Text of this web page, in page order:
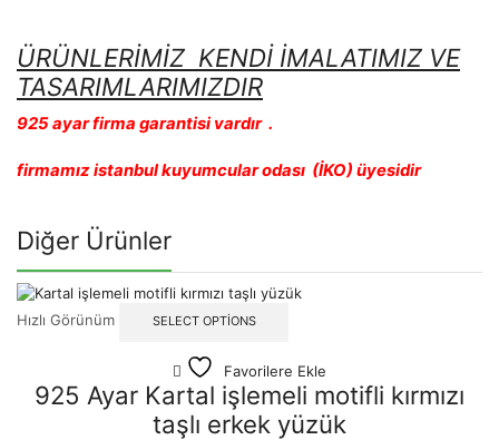
ÜRÜNLERİMİZ KENDİ İMALATIMIZ VE
TASARIMLARIMIZDIR
925 ayar firma garantisi vardır .
firmamız istanbul kuyumcular odası (İKO) üyesidir
Diğer Ürünler
Hızlı Görünüm SELECT OPTIONS
Favorilere Ekle
925 Ayar Kartal işlemeli motifli kırmızı
taşlı erkek yüzük